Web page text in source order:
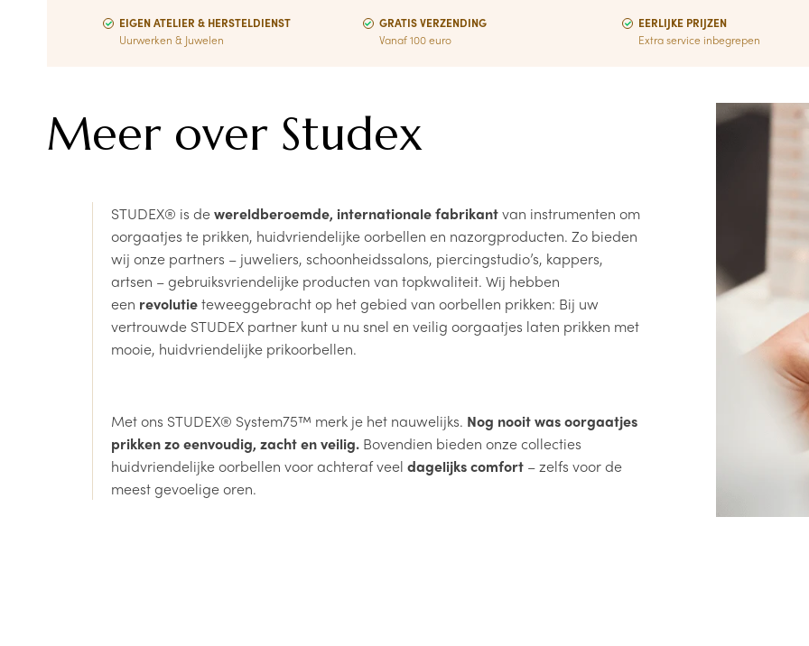
Alle
EIGEN ATELIER & HERSTELDIENST
Uurwerken & Juwelen
GRATIS VERZENDING
Vanaf 100 euro
EERLIJKE PRIJZEN
Extra service inbegrepen
Meer over Studex
STUDEX® is dewereldberoemde, internationale fabrikantvan instrumenten om
oorgaatjes te prikken, huidvriendelijke oorbellen en nazorgproducten. Zo bieden
wij onze partners – juweliers, schoonheidssalons, piercingstudio’s, kappers,
artsen – gebruiksvriendelijke producten van topkwaliteit. Wij hebben
een revolutieteweeggebracht op het gebied van oorbellen prikken: Bij uw
vertrouwde STUDEX partner kunt u nu snel en veilig oorgaatjes laten prikken met
mooie, huidvriendelijke prikoorbellen.
Met ons STUDEX® System75™ merk je het nauwelijks. Nog nooit was oorgaatjes
prikken zo eenvoudig, zacht en veilig. Bovendien bieden onze collecties
huidvriendelijke oorbellen voor achteraf veel dagelijks comfort – zelfs voor de
meest gevoelige oren.